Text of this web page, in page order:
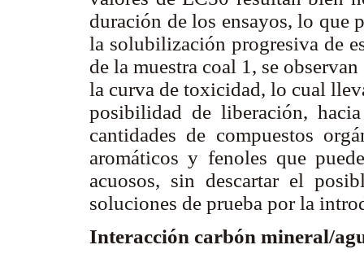
duración de los ensayos, lo que
la solubilización progresiva de
de la muestra coal 1, se
la curva de toxicidad, lo cual
posibilidad de liberación,
cantidades de compuestos
aromáticos y fenoles que
acuosos, sin descartar el
soluciones de prueba por la
Interacción carbón mineral/